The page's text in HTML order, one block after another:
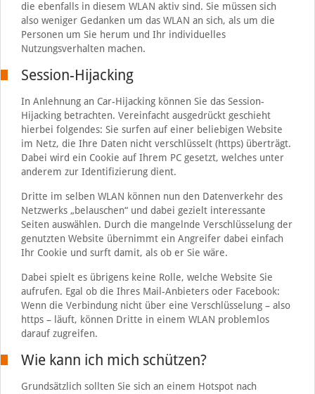
die ebenfalls in diesem WLAN aktiv sind. Sie müssen sich
also weniger Gedanken um das WLAN an sich, als um die
Personen um Sie herum und Ihr individuelles
Nutzungsverhalten machen.
Session-Hijacking
In Anlehnung an Car-Hijacking können Sie das Session-
Hijacking betrachten. Vereinfacht ausgedrückt geschieht
hierbei folgendes: Sie surfen auf einer beliebigen Website
im Netz, die Ihre Daten nicht verschlüsselt (https) überträgt.
Dabei wird ein Cookie auf Ihrem PC gesetzt, welches unter
anderem zur Identifizierung dient.
Dritte im selben WLAN können nun den Datenverkehr des
Netzwerks „belauschen“ und dabei gezielt interessante
Seiten auswählen. Durch die mangelnde Verschlüsselung der
genutzten Website übernimmt ein Angreifer dabei einfach
Ihr Cookie und surft damit, als ob er Sie wäre.
Dabei spielt es übrigens keine Rolle, welche Website Sie
aufrufen. Egal ob die Ihres Mail-Anbieters oder Facebook:
Wenn die Verbindung nicht über eine Verschlüsselung – also
https – läuft, können Dritte in einem WLAN problemlos
darauf zugreifen.
Wie kann ich mich schützen?
Grundsätzlich sollten Sie sich an einem Hotspot nach